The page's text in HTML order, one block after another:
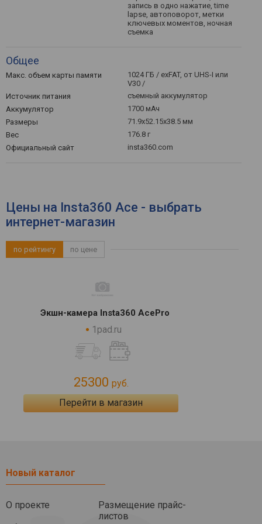
запись в одно нажатие, time
lapse, автоповорот, метки
ключевых моментов, ночная
съемка
Общее
Макс. объем карты памяти
1024 ГБ / exFAT, от UHS-I или
V30 /
Источник питания
съемный аккумулятор
Аккумулятор
1700 мАч
Размеры
71.9x52.15x38.5 мм
Вес
176.8 г
Официальный сайт
insta360.com
Цены на Insta360 Ace - выбрать
интернет-магазин
по рейтингу по цене
Экшн-камера Insta360 AcePro
1pad.ru
25300 руб.
Перейти в магазин
Новый каталог
О проекте
Размещение прайс-
листов